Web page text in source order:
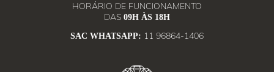
HORÁRIO DE FUNCIONAMENTO
DAS 09H ÀS 18H
SAC WHATSAPP: 11 96864-1406